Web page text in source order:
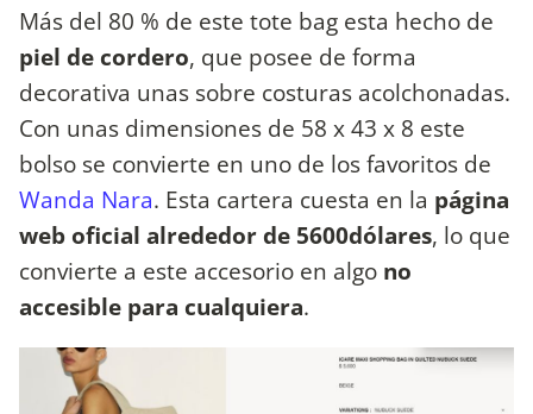
Más del 80 % de este tote bag esta hecho de
piel de cordero, que posee de forma
decorativa unas sobre costuras acolchonadas.
Con unas dimensiones de 58 x 43 x 8 este
bolso se convierte en uno de los favoritos de
Wanda Nara. Esta cartera cuesta en la página
web oficial alrededor de 5600dólares, lo que
convierte a este accesorio en algo no
accesible para cualquiera.